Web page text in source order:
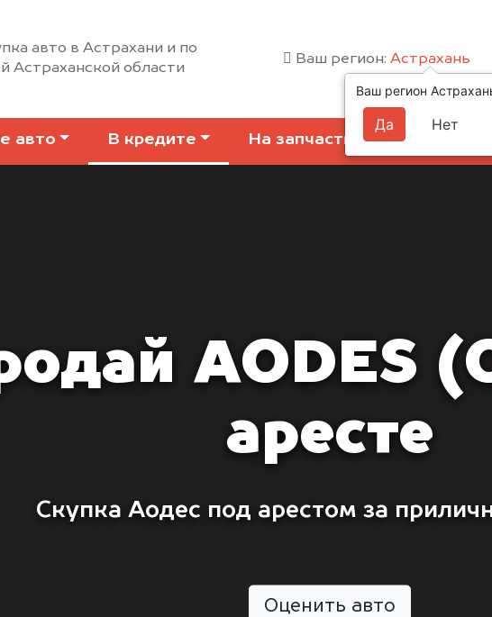
авто в Астрахани и по
Астраханской области
Ваш регион: Астрахань
авто В кредите На запчасти
AODES
аресте
Скупка Аодес под арестом за
Оценить авто
Ваш регион
Да Нет